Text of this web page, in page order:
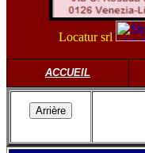
Locatur srl
ACCUEIL